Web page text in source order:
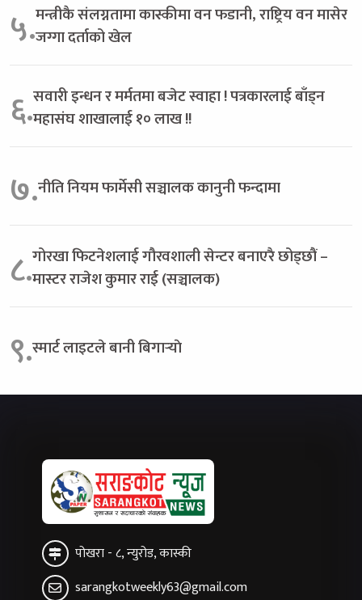
५.मन्त्रीकै संलग्नतामा कास्कीमा वन फडानी, राष्ट्रिय वन मासेर
जग्गा दर्ताको खेल
६.सवारी इन्धन र मर्मतमा बजेट स्वाहा ! पत्रकारलाई बाँड्न
महासंघ शाखालाई १० लाख !!
७.नीति नियम फार्मेसी सञ्चालक कानुनी फन्दामा
८.गोरखा फिटनेशलाई गौरवशाली सेन्टर बनाएरै छोड्छौं –
मास्टर राजेश कुमार राई (सञ्चालक)
९.स्मार्ट लाइटले बानी बिगार्‍याे
पोखरा - ८, न्युरोड, कास्की
sarangkotweekly63@gmail.com